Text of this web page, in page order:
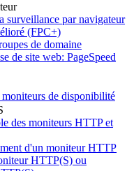
surveillance par navigateur
(FPC+)
de domaine
de site web: PageSpeed
moniteurs de disponibilité
des moniteurs HTTP et
d'un moniteur HTTP
HTTP(S) ou